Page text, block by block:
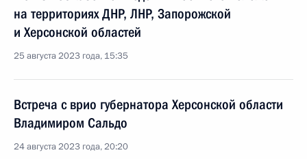
на территориях ДНР, ЛНР, Запорожской
и Херсонской областей
25 августа 2023 года, 15:35
Встреча с врио губернатора Херсонской области
Владимиром Сальдо
24 августа 2023 года, 20:20